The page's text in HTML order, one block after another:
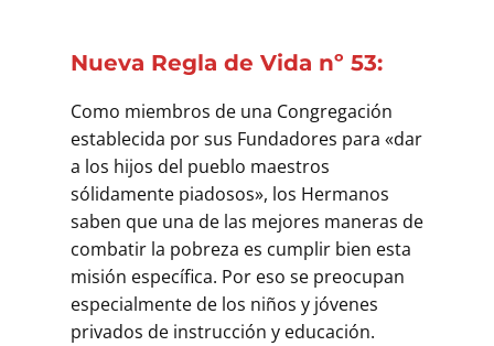
Nueva Regla de Vida nº 53:
Como miembros de una Congregación
establecida por sus Fundadores para «dar
a los hijos del pueblo maestros
sólidamente piadosos», los Hermanos
saben que una de las mejores maneras de
combatir la pobreza es cumplir bien esta
misión específica. Por eso se preocupan
especialmente de los niños y jóvenes
privados de instrucción y educación.